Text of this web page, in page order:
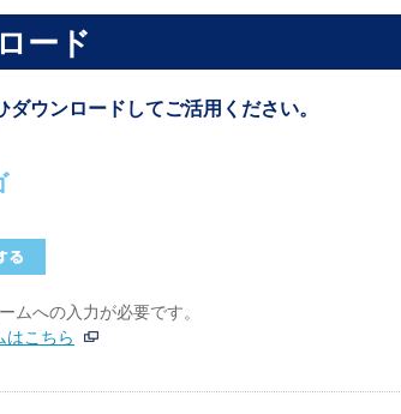
ード
ウンロードしてご活用ください。
ムへの入力が必要です。
こちら